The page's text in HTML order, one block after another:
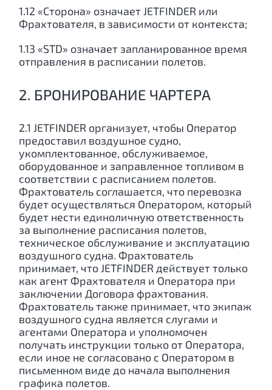
1.12 «Сторона» означает JETFINDER или
Фрахтователя, в зависимости от контекста;
1.13 «STD» означает запланированное время
отправления в расписании полетов.
2. БРОНИРОВАНИЕ ЧАРТЕРА
2.1 JETFINDER организует, чтобы Оператор
предоставил воздушное судно,
укомплектованное, обслуживаемое,
оборудованное и заправленное топливом в
соответствии с расписанием полетов.
Фрахтователь соглашается, что перевозка
будет осуществляться Оператором, который
будет нести единоличную ответственность
за выполнение расписания полетов,
техническое обслуживание и эксплуатацию
воздушного судна. Фрахтователь
принимает, что JETFINDER действует только
как агент Фрахтователя и Оператора при
заключении Договора фрахтования.
Фрахтователь также принимает, что экипаж
воздушного судна является слугами и
агентами Оператора и уполномочен
получать инструкции только от Оператора,
если иное не согласовано с Оператором в
письменном виде до начала выполнения
графика полетов.